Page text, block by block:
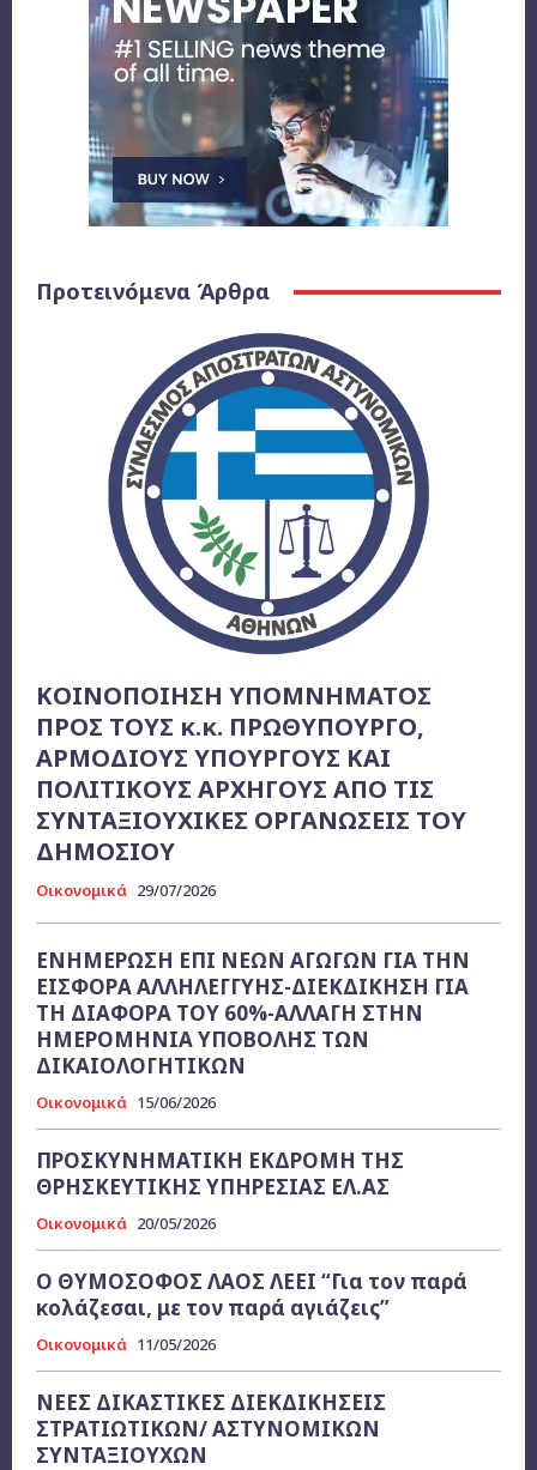
Προτεινόμενα Άρθρα
ΚΟΙΝΟΠΟΙΗΣΗ ΥΠΟΜΝΗΜΑΤΟΣ
ΠΡΟΣ ΤΟΥΣ κ.κ. ΠΡΩΘΥΠΟΥΡΓΟ,
ΑΡΜΟΔΙΟΥΣ ΥΠΟΥΡΓΟΥΣ ΚΑΙ
ΠΟΛΙΤΙΚΟΥΣ ΑΡΧΗΓΟΥΣ ΑΠΟ ΤΙΣ
ΣΥΝΤΑΞΙΟΥΧΙΚΕΣ ΟΡΓΑΝΩΣΕΙΣ ΤΟΥ
ΔΗΜΟΣΙΟΥ
Οικονομικά 29/07/2026
ΕΝΗΜΕΡΩΣΗ ΕΠΙ ΝΕΩΝ ΑΓΩΓΩΝ ΓΙΑ ΤΗΝ
ΕΙΣΦΟΡΑ ΑΛΛΗΛΕΓΓΥΗΣ-ΔΙΕΚΔΙΚΗΣΗ ΓΙΑ
ΤΗ ΔΙΑΦΟΡΑ ΤΟΥ 60%-ΑΛΛΑΓΗ ΣΤΗΝ
ΗΜΕΡΟΜΗΝΙΑ ΥΠΟΒΟΛΗΣ ΤΩΝ
ΔΙΚΑΙΟΛΟΓΗΤΙΚΩΝ
Οικονομικά 15/06/2026
ΠΡΟΣΚΥΝΗΜΑΤΙΚΗ ΕΚΔΡΟΜΗ ΤΗΣ
ΘΡΗΣΚΕΥΤΙΚΗΣ ΥΠΗΡΕΣΙΑΣ ΕΛ.ΑΣ
Οικονομικά 20/05/2026
Ο ΘΥΜΟΣΟΦΟΣ ΛΑΟΣ ΛΕΕΙ “Για τον παρά
κολάζεσαι, με τον παρά αγιάζεις”
Οικονομικά 11/05/2026
ΝΕΕΣ ΔΙΚΑΣΤΙΚΕΣ ΔΙΕΚΔΙΚΗΣΕΙΣ
ΣΤΡΑΤΙΩΤΙΚΩΝ/ ΑΣΤΥΝΟΜΙΚΩΝ
ΣΥΝΤΑΞΙΟΥΧΩΝ